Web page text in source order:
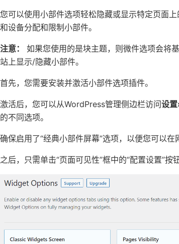
您可以使用小部件选项轻松隐藏或显示特定页面
和设备分配和限制小部件。
注意：
如果您使用的是块主题，则微件选项会将
站上显示/隐藏小部件。
首先，您需要安装并激活小部件选项插件。
激活后，您可以从WordPress管理侧边栏访问设
的不同选项。
确保启用了“经典小部件屏幕”选项，以便您可以在
之后，只需单击“页面可见性”框中的“配置设置”按钮